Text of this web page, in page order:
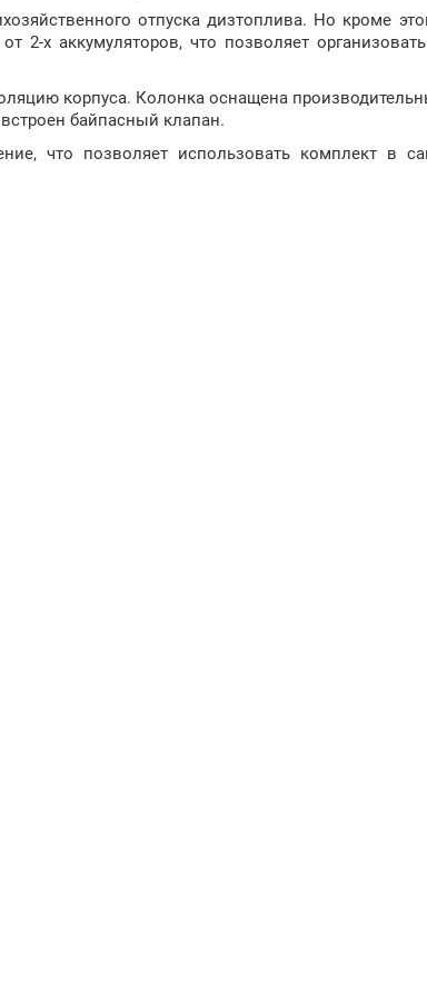
отпуска дизтоплива. Но кроме
2-х аккумуляторов, что позволяет
корпуса. Колонка оснащена
байпасный клапан.
что позволяет использовать комплект в